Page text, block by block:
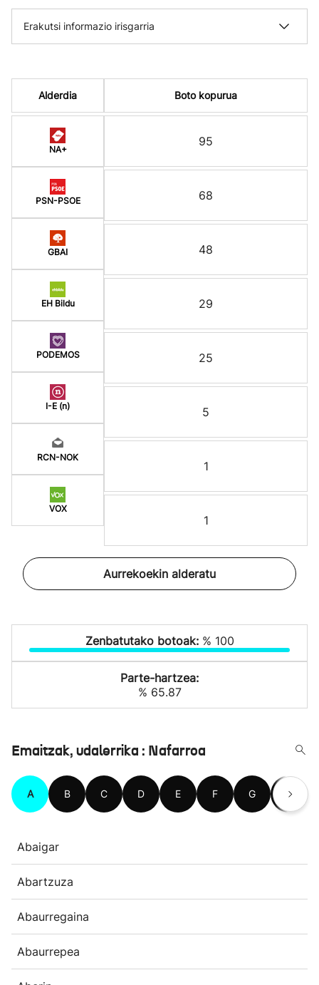
Erakutsi informazio irisgarria
Alderdia
NA+
PSN-PSOE
GBAI
EH Bildu
PODEMOS
I-E (n)
RCN-NOK
VOX
Boto kopurua
95
68
48
29
25
5
1
1
Aurrekoekin alderatu
Zenbatutako botoak: % 100
Parte-hartzea:
% 65.87
Emaitzak, udalerrika : Nafarroa
A B C D E F G H
Abaigar
Abartzuza
Abaurregaina
Abaurrepea